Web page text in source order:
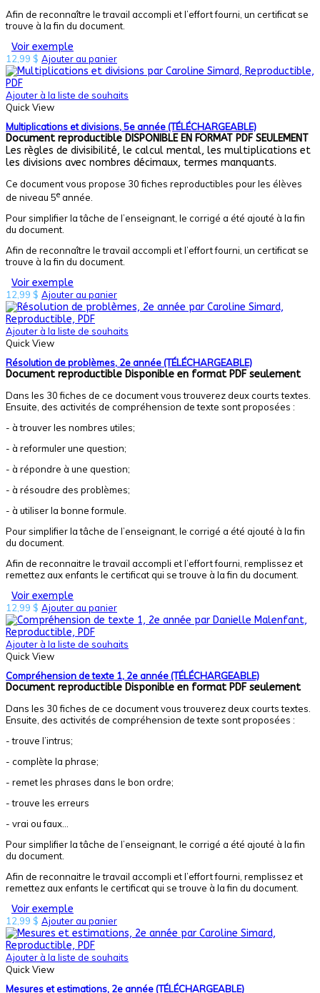
Afin de reconnaître le travail accompli et l’effort fourni, un certificat se
trouve à la fin du document.
Voir exemple
12,99 $ Ajouter au panier
Ajouter à la liste de souhaits
Quick View
Multiplications et divisions, 5e année (TÉLÉCHARGEABLE)
Document reproductible DISPONIBLE EN FORMAT PDF SEULEMENT
Les règles de divisibilité, le calcul mental, les multiplications et
les divisions avec nombres décimaux, termes manquants.
Ce document vous propose 30 fiches reproductibles pour les élèves
de niveau 5e année.
Pour simplifier la tâche de l’enseignant, le corrigé a été ajouté à la fin
du document.
Afin de reconnaître le travail accompli et l’effort fourni, un certificat se
trouve à la fin du document.
Voir exemple
12,99 $ Ajouter au panier
Ajouter à la liste de souhaits
Quick View
Résolution de problèmes, 2e année (TÉLÉCHARGEABLE)
Document reproductible Disponible en format PDF seulement
Dans les 30 fiches de ce document vous trouverez deux courts textes.
Ensuite, des activités de compréhension de texte sont proposées :
- à trouver les nombres utiles;
- à reformuler une question;
- à répondre à une question;
- à résoudre des problèmes;
- à utiliser la bonne formule.
Pour simplifier la tâche de l’enseignant, le corrigé a été ajouté à la fin
du document.
Afin de reconnaitre le travail accompli et l’effort fourni, remplissez et
remettez aux enfants le certificat qui se trouve à la fin du document.
Voir exemple
12,99 $ Ajouter au panier
Ajouter à la liste de souhaits
Quick View
Compréhension de texte 1, 2e année (TÉLÉCHARGEABLE)
Document reproductible Disponible en format PDF seulement
Dans les 30 fiches de ce document vous trouverez deux courts textes.
Ensuite, des activités de compréhension de texte sont proposées :
- trouve l’intrus;
- complète la phrase;
- remet les phrases dans le bon ordre;
- trouve les erreurs
- vrai ou faux...
Pour simplifier la tâche de l’enseignant, le corrigé a été ajouté à la fin
du document.
Afin de reconnaitre le travail accompli et l’effort fourni, remplissez et
remettez aux enfants le certificat qui se trouve à la fin du document.
Voir exemple
12,99 $ Ajouter au panier
Ajouter à la liste de souhaits
Quick View
Mesures et estimations, 2e année (TÉLÉCHARGEABLE)